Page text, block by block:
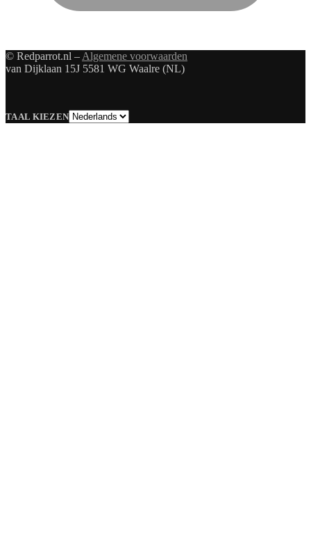
© Redparrot.nl – Algemene voorwaarden
van Dijklaan 15J 5581 WG Waalre (NL)
TAAL KIEZENTaal